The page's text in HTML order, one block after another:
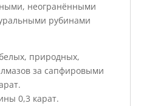
неогранёнными
рубинами
природных,
за сапфировыми
0,3 карат.